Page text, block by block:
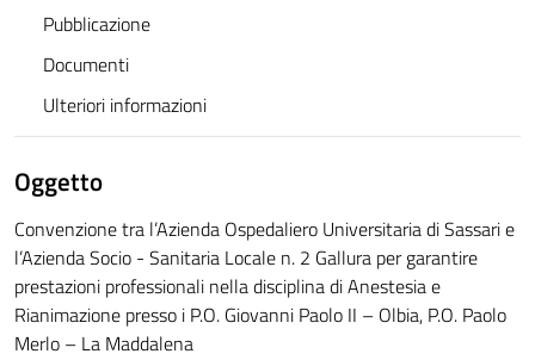
Pubblicazione
Documenti
Ulteriori informazioni
Oggetto
Convenzione tra l’Azienda Ospedaliero Universitaria di Sassari e
l’Azienda Socio - Sanitaria Locale n. 2 Gallura per garantire
prestazioni professionali nella disciplina di Anestesia e
Rianimazione presso i P.O. Giovanni Paolo II – Olbia, P.O. Paolo
Merlo – La Maddalena